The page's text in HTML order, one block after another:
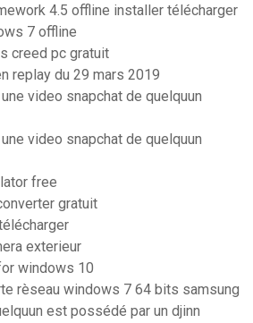
4.5 offline installer télécharger
7 offline
creed pc gratuit
replay du 29 mars 2019
video snapchat de quelquun
video snapchat de quelquun
free
gratuit
exterieur
windows 10
rèseau windows 7 64 bits samsung
est possédé par un djinn